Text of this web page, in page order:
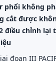
không
cắt được
2 điều chỉnh
đoạn III